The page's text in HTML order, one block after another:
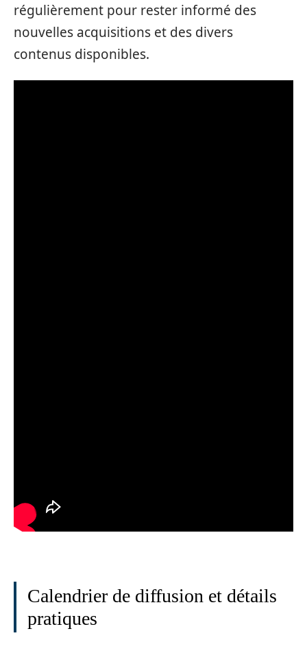
régulièrement pour rester informé des
nouvelles acquisitions et des divers
contenus disponibles.
Calendrier de diffusion et détails
pratiques